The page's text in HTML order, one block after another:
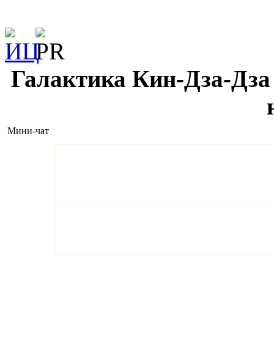
Галактика Кин-Дза-Дза
Мини-чат